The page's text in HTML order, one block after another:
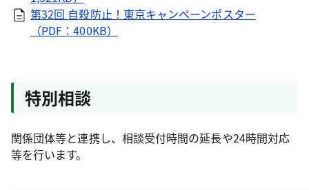
第32回 自殺防止！東京キャンペーンポスター
（PDF：400KB）
特別相談
関係団体等と連携し、相談受付時間の延長や24時間対応
等を行います。